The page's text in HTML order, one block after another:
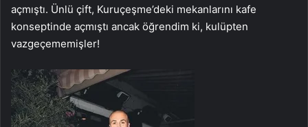
açmıştı. Ünlü çift, Kuruçeşme’deki mekanlarını kafe
konseptinde açmıştı ancak öğrendim ki, kulüpten
vazgeçememişler!